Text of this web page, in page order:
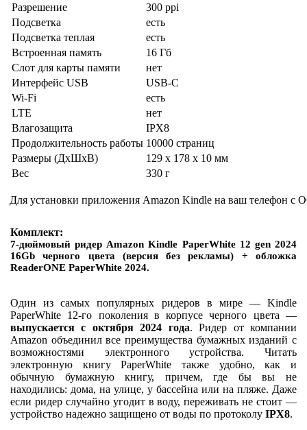
Разрешение
300 ppi
Подсветка
есть
Подсветка теплая
есть
Встроенная память
16 Гб
Слот для карты памяти
нет
Интерфейс USB
USB-C
Wi-Fi
есть
LTE
нет
Влагозащита
IPX8
Продолжительность работы 10000 страниц
Размеры (ДхШхВ)
129 x 178 x 10 мм
Вес
330 г
Для установки приложения Amazon Kindle на ваш телефон с
Комплект:
7-дюймовый ридер Amazon Kindle PaperWhite 12 gen 2024
16Gb черного цвета (версия без рекламы) + обложка
ReaderONE PaperWhite 2024.
Один из самых популярных ридеров в мире — Kindle
PaperWhite 12-го поколения в корпусе черного цвета —
выпускается с октября 2024 года. Ридер от компании
Amazon объединил все преимущества бумажных изданий с
возможностями электронного устройства. Читать
электронную книгу PaperWhite также удобно, как и
обычную бумажную книгу, причем, где бы вы не
находились: дома, на улице, у бассейна или на пляже. Даже
если ридер случайно угодит в воду, переживать не стоит —
устройство надежно защищено от воды по протоколу IPХ8.